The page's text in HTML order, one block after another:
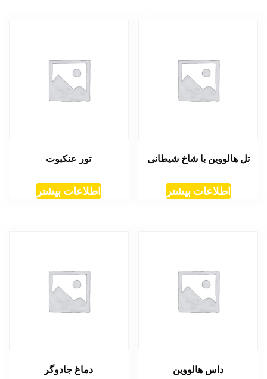
تل هالووین با شاخ شیطانی
اطلاعات بیشتر
تور عنکبوت
اطلاعات بیشتر
داس هالووین دماغ جادوگر